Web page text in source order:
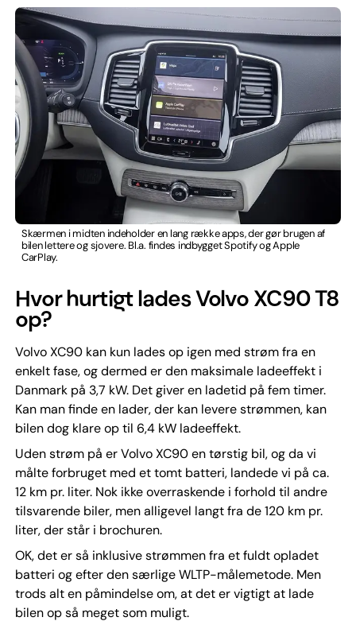
Skærmen i midten indeholder en lang række apps, der gør brugen af
bilen lettere og sjovere. Bl.a. findes indbygget Spotify og Apple
CarPlay.
Hvor hurtigt lades Volvo XC90 T8
op?
Volvo XC90 kan kun lades op igen med strøm fra en
enkelt fase, og dermed er den maksimale ladeeffekt i
Danmark på 3,7 kW. Det giver en ladetid på fem timer.
Kan man finde en lader, der kan levere strømmen, kan
bilen dog klare op til 6,4 kW ladeeffekt.
Uden strøm på er Volvo XC90 en tørstig bil, og da vi
målte forbruget med et tomt batteri, landede vi på ca.
12 km pr. liter. Nok ikke overraskende i forhold til andre
tilsvarende biler, men alligevel langt fra de 120 km pr.
liter, der står i brochuren.
OK, det er så inklusive strømmen fra et fuldt opladet
batteri og efter den særlige WLTP-målemetode. Men
trods alt en påmindelse om, at det er vigtigt at lade
bilen op så meget som muligt.